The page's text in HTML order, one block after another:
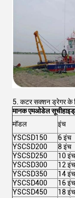
5. कटर सक्शन ड्रेगर के
मानक एमओडेल सूची
मॉडल
इंच
YSCSD150
6 इंच
YSCSD200
8 इंच
YSCSD250
10 इंच
YSCSD300
12 इंच
YSCSD350
14 इंच
YSCSD400
16 इंच
YSCSD450
18 इंच